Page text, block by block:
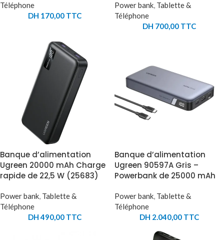
Téléphone
DH 170,00 TTC
Power bank, Tablette &
Téléphone
DH 700,00 TTC
Banque d’alimentation
Ugreen 20000 mAh Charge
rapide de 22,5 W (25683)
Power bank, Tablette &
Téléphone
DH490,00 TTC
Banque d’alimentation
Ugreen 90597A Gris –
Powerbank de 25000 mAh
Power bank, Tablette &
Téléphone
DH 2.040,00 TTC